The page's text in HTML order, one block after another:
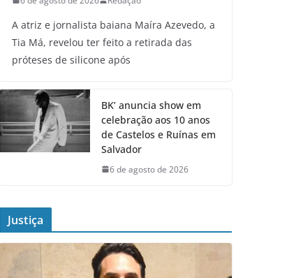
A atriz e jornalista baiana Maíra Azevedo, a
Tia Má, revelou ter feito a retirada das
próteses de silicone após
BK’ anuncia show em
celebração aos 10 anos
de Castelos e Ruínas em
Salvador
6 de agosto de 2026
Justiça